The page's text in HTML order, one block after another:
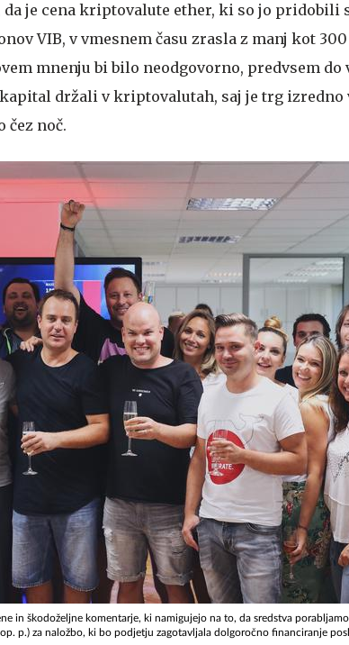
da je cena kriptovalute ether, ki so jo pridobili
VIB, v vmesnem času zrasla z manj kot
mnenju bi bilo neodgovorno, predvsem do
kapital držali v kriptovalutah, saj je trg
čez noč.
in škodoželjne komentarje, ki namigujejo na to, da sredstva
p.) za naložbo, ki bo podjetju zagotavljala dolgoročno financiranje